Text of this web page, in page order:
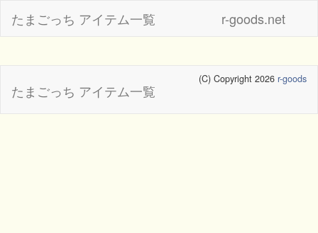
たまごっち アイテム一覧 r-goods.net
たまごっち アイテム一覧
(C) Copyright 2026 r-goods